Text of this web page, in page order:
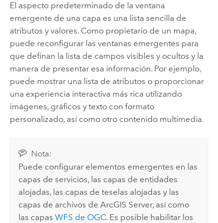
El aspecto predeterminado de la ventana
emergente de una capa es una lista sencilla de
atributos y valores. Como propietario de un mapa,
puede reconfigurar las ventanas emergentes para
que definan la lista de campos visibles y ocultos y la
manera de presentar esa información. Por ejemplo,
puede mostrar una lista de atributos o proporcionar
una experiencia interactiva más rica utilizando
imágenes, gráficos y texto con formato
personalizado, así como otro contenido multimedia.
Nota:
Puede configurar elementos emergentes en las
capas de servicios, las capas de entidades
alojadas, las capas de teselas alojadas y las
capas de archivos deArcGIS Server, así como
las capasWFS de OGC. Es posible habilitar los